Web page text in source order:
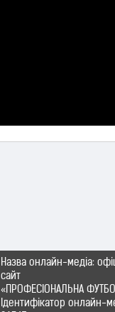
Назва онлайн-медіа:
сайт
«ПРОФЕСІОНАЛЬНА
Ідентифікатор онлайн-